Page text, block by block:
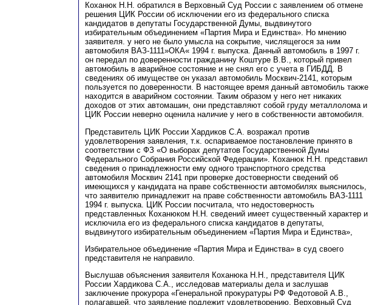
Коханюк Н.Н. обратился в Верховный Суд России с заявлением об отмене
решения ЦИК России об исключении его из федерального списка
кандидатов в депутаты Государственной Думы, выдвинутого
избирательным объединением «Партия Мира и Единства». Но мнению
заявителя. у него не было умысла на сокрытие, числящегося за ним
автомобиля ВАЗ-1111»ОКА« 1994 г. выпуска. Данный автомобиль в 1997 г.
он передал по доверенности гражданину Коштуре В.В., который привел
автомобиль в аварийное состояние и не снял его с учета в ГИБДД. В
сведениях об имуществе он указал автомобиль Москвич-2141, которым
пользуется по доверенности. В настоящее время данный автомобиль также
находится в аварийном состоянии. Таким образом у него нет никаких
доходов от этих автомашин, они представляют собой груду металлолома и
ЦИК России неверно оценила наличие у него в собственности автомобиля.
Представитель ЦИК России Хардиков С.А. возражал против
удовлетворения заявления, т.к. оспариваемое постановление принято в
соответствии с ФЗ «О выборах депутатов Государственной Думы
Федерального Собрания Российской Федерации». Коханюк Н.Н. представил
сведения о принадлежности ему одного транспортного средства
автомобиля Москвич 2141 при проверке достоверности сведений об
имеющихся у кандидата на праве собственности автомобилях выяснилось,
что заявителю принадлежит на праве собственности автомобиль ВАЗ-1111
1994 г. выпуска. ЦИК России посчитала , что недостоверность
представленных Коханюком Н.Н. сведений имеет существенный характер и
исключила его из федерального списка кандидатов в депутаты,
выдвинутого избирательным объединением «Партия Мира и Единства»,
Избирательное объединение «Партия Мира и Единства» в суд своего
представителя не направило.
Выслушав объяснения заявителя Коханюка Н.Н., представителя ЦИК
России Хардикова С.А., исследовав материалы дела и заслушав
заключение прокурора «Генеральной прокуратуры РФ Федотовой А.В.,
полагавшей, что заявление подлежит удовлетворению. Верховный Суд